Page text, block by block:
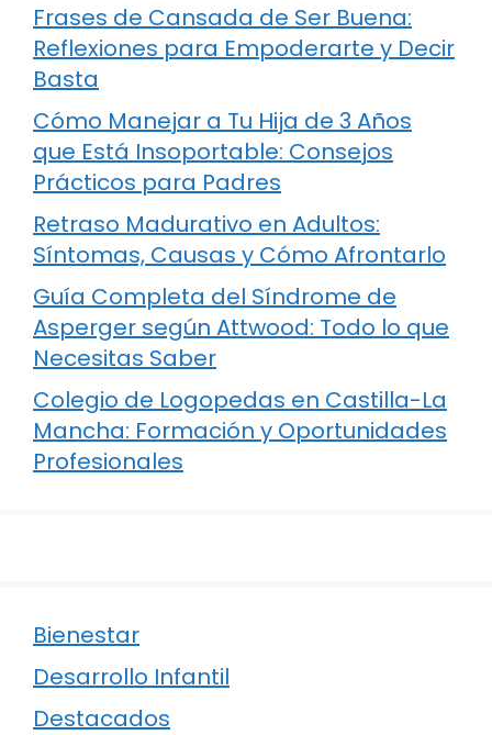
Frases de Cansada de Ser Buena:
Reflexiones para Empoderarte y Decir
Basta
Cómo Manejar a Tu Hija de 3 Años
que Está Insoportable: Consejos
Prácticos para Padres
Retraso Madurativo en Adultos:
Síntomas, Causas y Cómo Afrontarlo
Guía Completa del Síndrome de
Asperger según Attwood: Todo lo que
Necesitas Saber
Colegio de Logopedas en Castilla-La
Mancha: Formación y Oportunidades
Profesionales
Bienestar
Desarrollo Infantil
Destacados